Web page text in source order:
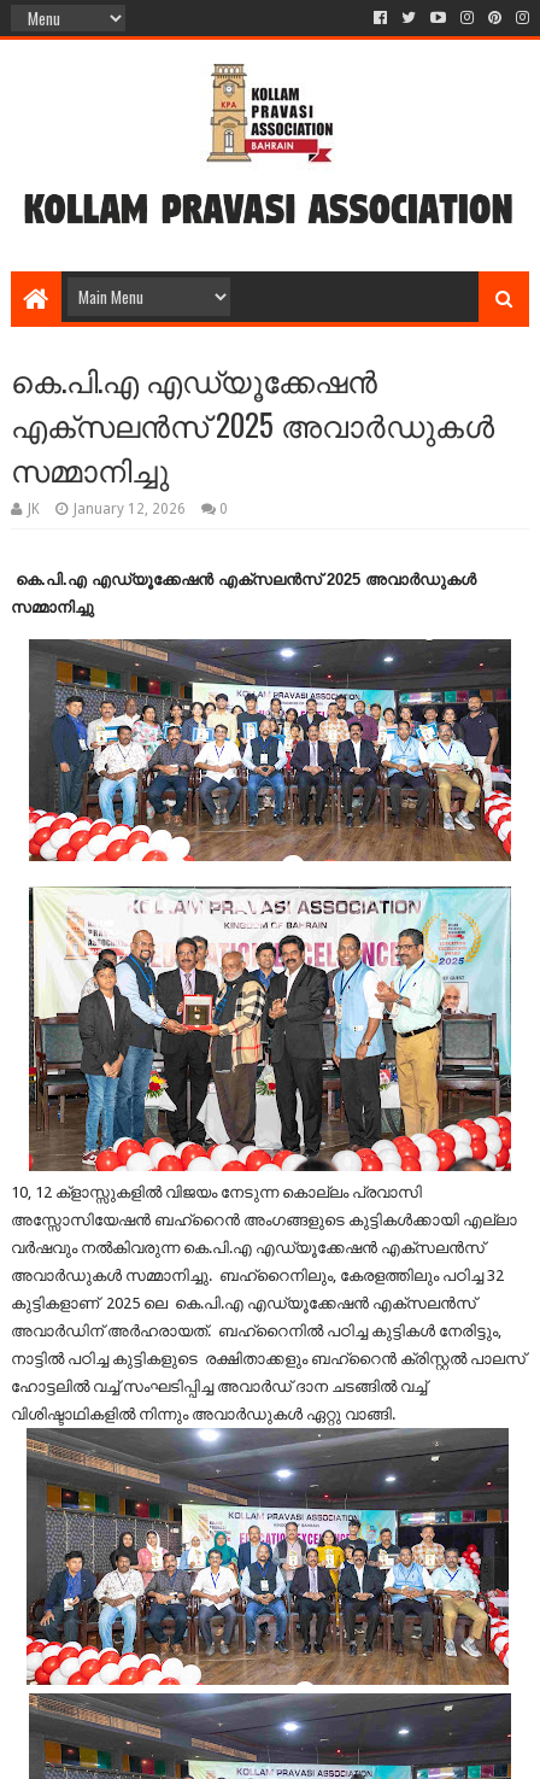
കെ.പി.എ എഡ്യൂക്കേഷൻ
എക്സലൻസ് 2025 അവാർഡുകൾ
സമ്മാനിച്ചു
JK January 12, 2026 0
കെ.പി.എ എഡ്യൂക്കേഷൻ എക്സലൻസ് 2025 അവാർഡുകൾ
സമ്മാനിച്ചു
10, 12 ക്‌ളാസ്സുകളിൽ വിജയം നേടുന്ന കൊല്ലം പ്രവാസി
അസ്സോസിയേഷൻ ബഹ്‌റൈൻ അംഗങ്ങളുടെ കുട്ടികൾക്കായി എല്ലാ
വര്‍ഷവും നല്‍കിവരുന്ന കെ.പി.എ എഡ്യൂക്കേഷൻ എക്സലൻസ്
അവാർഡുകൾ സമ്മാനിച്ചു. ബഹ്‌റൈനിലും, കേരളത്തിലും പഠിച്ച 32
കുട്ടികളാണ് 2025 ലെ കെ.പി.എ എഡ്യൂക്കേഷൻ എക്സലൻസ്
അവാർഡിന് അർഹരായത്. ബഹ്‌റൈനിൽ പഠിച്ച കുട്ടികൾ നേരിട്ടും,
നാട്ടിൽ പഠിച്ച കുട്ടികളുടെ രക്ഷിതാക്കളും ബഹ്‌റൈൻ ക്രിസ്റ്റൽ പാലസ്
ഹോട്ടലിൽ വച്ച് സംഘടിപ്പിച്ച അവാർഡ് ദാന ചടങ്ങിൽ വച്ച്
വിശിഷ്ടാഥികളിൽ നിന്നും അവാർഡുകൾ ഏറ്റു വാങ്ങി.